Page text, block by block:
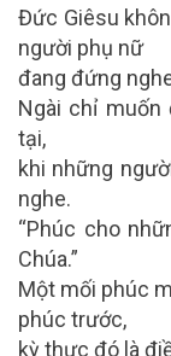
Đức Giêsu
người phụ nữ
đang đứng
Ngài chỉ muốn
tại,
khi những
nghe.
“Phúc cho
Chúa.”
Một mối phúc
phúc trước,
kỳ thực đó là